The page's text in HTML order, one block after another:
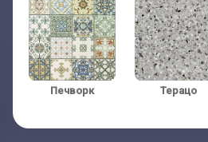
Печворк Терацо